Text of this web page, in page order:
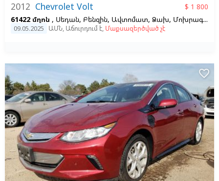
2012 Chevrolet Volt
$ 1 800
61422 մղոն , Սեդան, Բենզին, Ավտոմատ, Ձախ, Մոխրագույն
09.05.2025 ԱՄՆ, Աճուրդում է, Մաքսազերծված չէ
favorite_border